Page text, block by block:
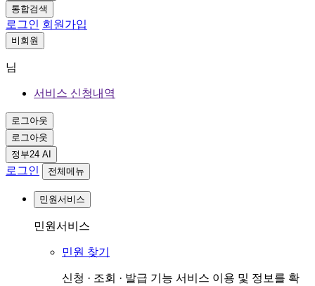
통합검색
로그인 회원가입
비회원
님
서비스 신청내역
로그아웃
로그아웃
정부24 AI
로그인 전체메뉴
민원서비스
민원서비스
민원 찾기
신청 · 조회 · 발급 기능 서비스 이용 및 정보를 확